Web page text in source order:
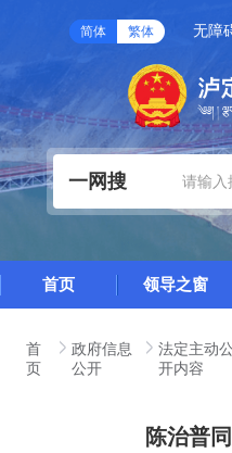
简体 繁体 无障
一网搜
首页 领导之窗
首
页
政府信息
公开
法定主动公
开内容
陈治普